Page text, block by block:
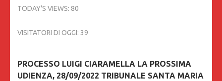
TODAY'S VIEWS: 80
VISITATORI DI OGGI: 39
PROCESSO LUIGI CIARAMELLA LA PROSSIMA
UDIENZA, 28/09/2022 TRIBUNALE SANTA MARIA